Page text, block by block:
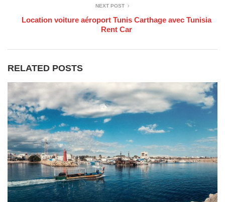
NEXT POST
Location voiture aéroport Tunis Carthage avec Tunisia
Rent Car
RELATED POSTS